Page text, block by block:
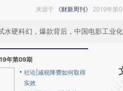
来源于 《财新周刊》 2019年第
水硬科幻，爆款背后，中国电影工业
年第09期
社论|减税降费如何取得
实效